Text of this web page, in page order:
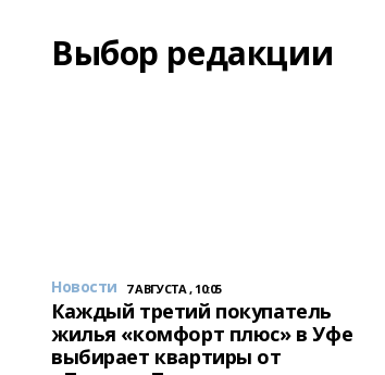
Выбор редакции
Новости 7 АВГУСТА , 10:05
Каждый третий покупатель
жилья «комфорт плюс» в Уфе
выбирает квартиры от